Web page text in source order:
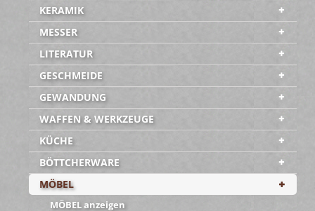
KERAMIK
MESSER
LITERATUR
GESCHMEIDE
GEWANDUNG
WAFFEN & WERKZEUGE
KÜCHE
BÖTTCHERWARE
MÖBEL
MÖBEL anzeigen